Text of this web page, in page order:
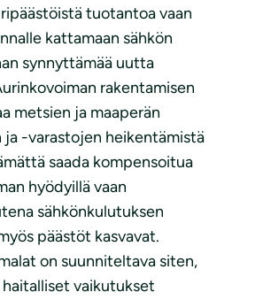
tuotantoa vaan
kattamaan sähkön
synnyttämää uutta
rakentamisen
metsien ja maaperän
ja -varastojen heikentämistä
saada kompensoitua
hyödyillä vaan
sähkönkulutuksen
päästöt kasvavat.
on suunniteltava siten,
vaikutukset